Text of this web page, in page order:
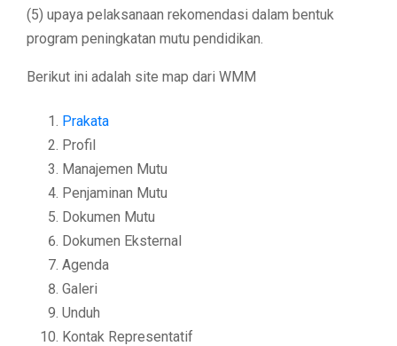
(5) upaya pelaksanaan rekomendasi dalam bentuk
program peningkatan mutu pendidikan.
Berikut ini adalah site map dari WMM
Prakata
Profil
Manajemen Mutu
Penjaminan Mutu
Dokumen Mutu
Dokumen Eksternal
Agenda
Galeri
Unduh
Kontak Representatif